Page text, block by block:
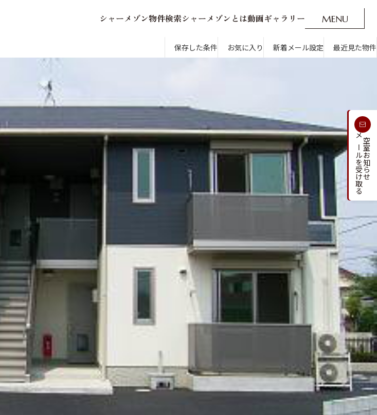
シ ャーメ ゾン物件検索シ ャーメ ゾン とは動画ギャ ラ リ ー MENU
O
新着メール設定 最近見た物件 CLOSE
市区郡・路線・駅から探す
通勤・通学時間から探す
人気のカテゴリから探す
シャーメゾンショップを探す
シャーメゾンライフサポート
自立型サービス付き・シニア向け
お問い合わせ・よくある質問
新着メールを
受け取る
保存した条件 お気に入り 新着メール設定 最近見た物件
空室お知らせ
メールを受け取る